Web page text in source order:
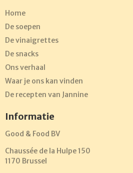
Home
De soepen
De vinaigrettes
De snacks
Ons verhaal
Waar je ons kan vinden
De recepten van Jannine
Informatie
Good & Food BV
Chaussée de la Hulpe 150
1170 Brussel